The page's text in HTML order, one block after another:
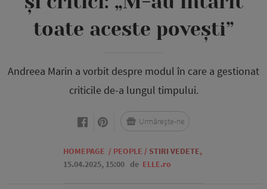
toate aceste povești”
Andreea Marin a vorbit despre modul în care a gestionat
criticile de-a lungul timpului.
HOMEPAGE / PEOPLE / STIRI VEDETE,
15.04.2025, 15:00 de ELLE.ro
Urmărește-ne